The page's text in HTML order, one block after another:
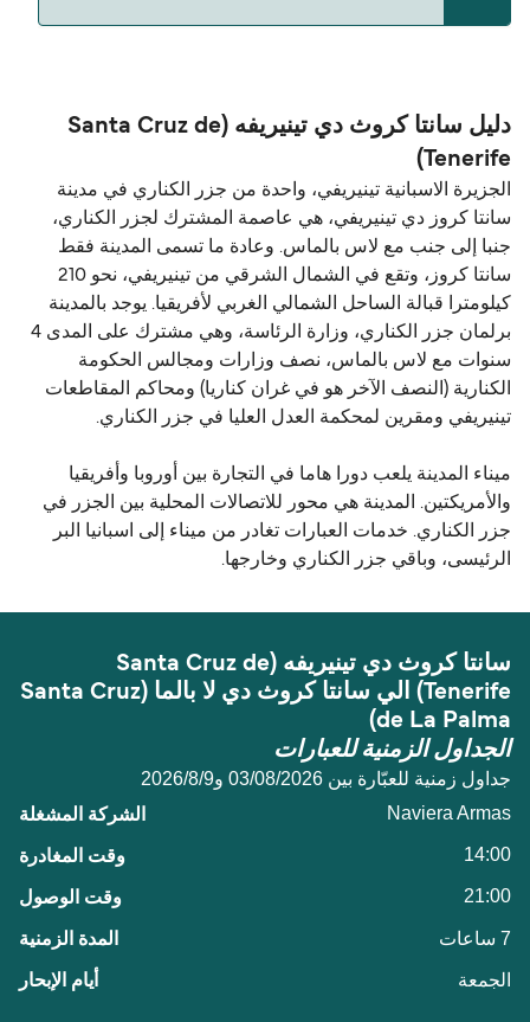
Palma) هي 92 ميل بحري.
دليل سانتا كروث دي تينيريفه (Santa Cruz de
Tenerife)
الجزيرة الاسبانية تينيريفي، واحدة من جزر الكناري في مدينة
سانتا كروز دي تينيريفي، هي عاصمة المشترك لجزر الكناري،
جنبا إلى جنب مع لاس بالماس. وعادة ما تسمى المدينة فقط
سانتا كروز، وتقع في الشمال الشرقي من تينيريفي، نحو 210
كيلومترا قبالة الساحل الشمالي الغربي لأفريقيا. يوجد بالمدينة
برلمان جزر الكناري، وزارة الرئاسة، وهي مشترك على المدى 4
سنوات مع لاس بالماس، نصف وزارات ومجالس الحكومة
الكنارية (النصف الآخر هو في غران كناريا) ومحاكم المقاطعات
تينيريفي ومقرين لمحكمة العدل العليا في جزر الكناري.
ميناء المدينة يلعب دورا هاما في التجارة بين أوروبا وأفريقيا
والأمريكتين. المدينة هي محور للاتصالات المحلية بين الجزر في
جزر الكناري. خدمات العبارات تغادر من ميناء إلى اسبانيا البر
الرئيسى، وباقي جزر الكناري وخارجها.
سانتا كروث دي تينيريفه (Santa Cruz de
Tenerife) الي سانتا كروث دي لا بالما (Santa Cruz
de La Palma)
الجداول الزمنية للعبارات
جداول زمنية للعبّارة بين 03/08/2026 و9‏/8‏/2026
Naviera Armas
14:00
21:00
7 ساعات
الجمعة